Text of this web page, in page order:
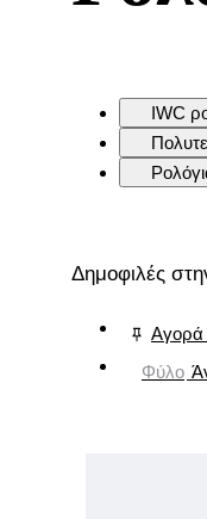
IWC
Δημοφιλές
Φύλο